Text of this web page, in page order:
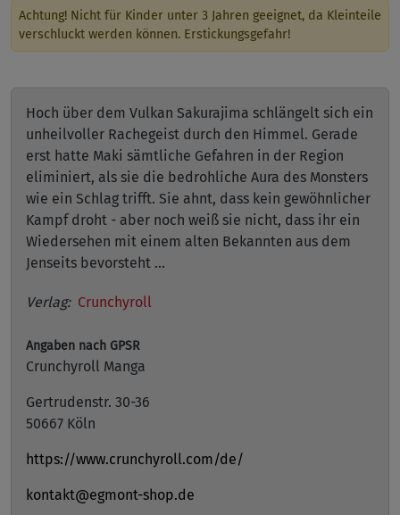
Achtung! Nicht für Kinder unter 3 Jahren geeignet, da Kleinteile
verschluckt werden können. Erstickungsgefahr!
Hoch über dem Vulkan Sakurajima schlängelt sich ein
unheilvoller Rachegeist durch den Himmel. Gerade
erst hatte Maki sämtliche Gefahren in der Region
eliminiert, als sie die bedrohliche Aura des Monsters
wie ein Schlag trifft. Sie ahnt, dass kein gewöhnlicher
Kampf droht - aber noch weiß sie nicht, dass ihr ein
Wiedersehen mit einem alten Bekannten aus dem
Jenseits bevorsteht ...
Verlag: Crunchyroll
Angaben nach GPSR
Crunchyroll Manga
Gertrudenstr. 30-36
50667 Köln
https://www.crunchyroll.com/de/
kontakt@egmont-shop.de